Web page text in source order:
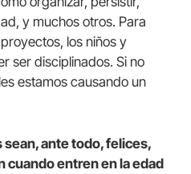
y muchos otros. Para
los niños y
ser disciplinados. Si no
estamos causando un
ante todo, felices,
cuando entren en la edad